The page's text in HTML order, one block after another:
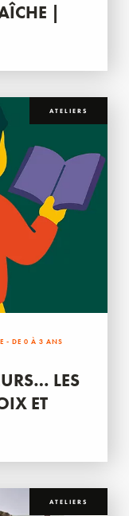
|
ATELIERS
- DE 0 À 3 ANS
LES
ET
ATELIERS